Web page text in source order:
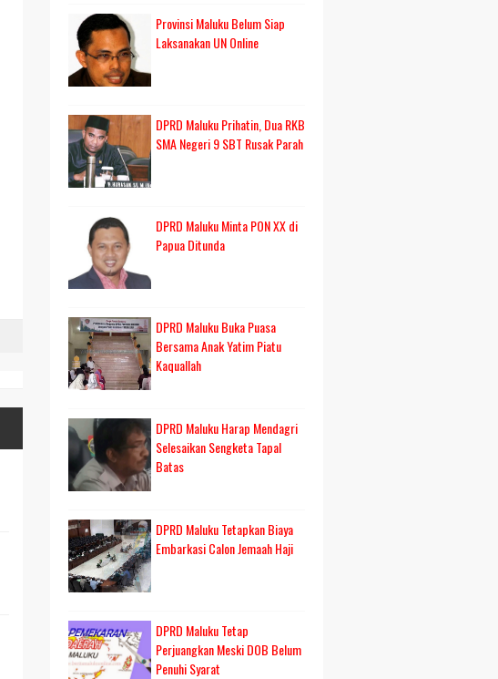
Provinsi Maluku Belum Siap
Laksanakan UN Online
DPRD Maluku Prihatin, Dua RKB
SMA Negeri 9 SBT Rusak Parah
DPRD Maluku Minta PON XX di
Papua Ditunda
DPRD Maluku Buka Puasa
Bersama Anak Yatim Piatu
Kaquallah
DPRD Maluku Harap Mendagri
Selesaikan Sengketa Tapal
Batas
DPRD Maluku Tetapkan Biaya
Embarkasi Calon Jemaah Haji
DPRD Maluku Tetap
Perjuangkan Meski DOB Belum
Penuhi Syarat